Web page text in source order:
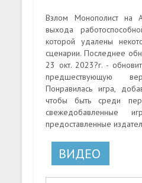
Взлом Монополист на
выхода
которой удалены
сценарии. Последнее
23 окт. 2023?г. -
предшествующую
Понравилась игра,
чтобы быть среди
свежедобавленные
предоставленные
ВИДЕО